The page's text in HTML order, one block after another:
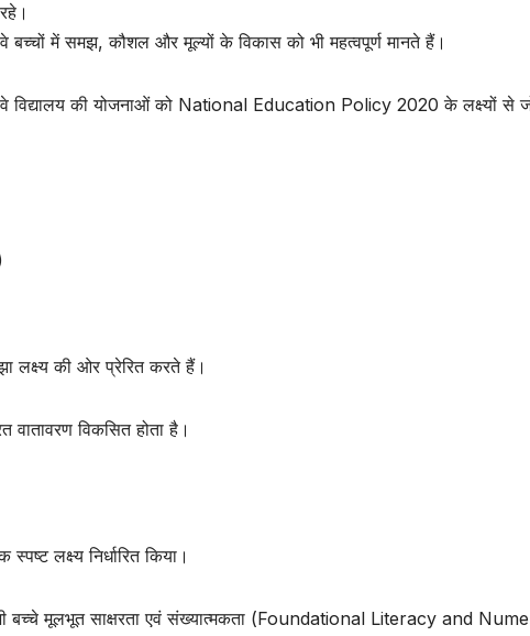
रहे।
वे बच्चों में समझ, कौशल और मूल्यों के विकास को भी महत्वपूर्ण मानते हैं।
वे विद्यालय की योजनाओं को National Education Policy 2020 के लक्ष्यों से
लक्ष्य की ओर प्रेरित करते हैं।
वातावरण विकसित होता है।
लक्ष्य निर्धारित किया।
बच्चे मूलभूत साक्षरता एवं संख्यात्मकता (Foundational Literacy and